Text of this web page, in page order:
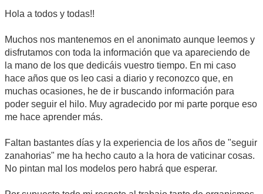
Hola a todos y todas!!
Muchos nos mantenemos en el anonimato aunque leemos y
disfrutamos con toda la información que va apareciendo de
la mano de los que dedicáis vuestro tiempo. En mi caso
hace años que os leo casi a diario y reconozco que, en
muchas ocasiones, he de ir buscando información para
poder seguir el hilo. Muy agradecido por mi parte porque eso
me hace aprender más.
Faltan bastantes días y la experiencia de los años de "seguir
zanahorias" me ha hecho cauto a la hora de vaticinar cosas.
No pintan mal los modelos pero habrá que esperar.